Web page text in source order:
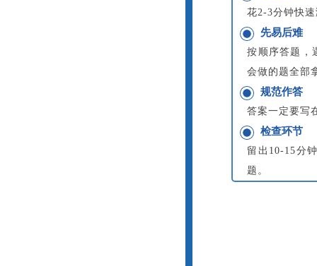
花2-3分钟快
先易后难
按顺序答题，
会做的题全部
规范作答
答案一定要写
检查环节
留出10-15分
题。